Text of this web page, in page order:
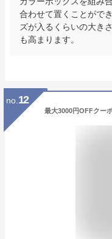
合わせて置くことがで
ズが入るくらいの大き
も高まります。
no. 12